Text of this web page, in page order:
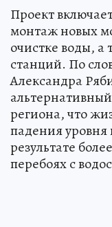
Проект
монтаж новых
очистке воды,
станций. По
Александра
региона, что
падения уровня
результате
перебоях с